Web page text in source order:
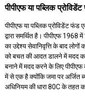
पीपीएफ या पब्लिक
पीपीएफ या पब्लिक प्रोविडेंट
द्वारा समर्थित है। पीपीएफ 1968
का उद्देश्य सेवानिवृत्ति के बाद
को बचत की आदत डालने में मदद
बनाने में मदद करने के लिए
में से एक है क्योंकि जमा पर
अधिनियम की धारा 80C के तहत